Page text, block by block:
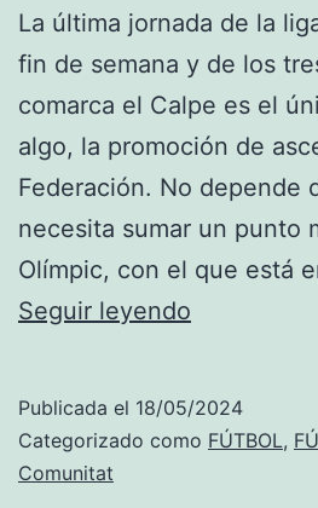
La última jornada de la
fin de semana y de los
comarca el Calpe es el
algo, la promoción de
Federación. No depende
necesita sumar un punto
Olímpic, con el que está
Seguir leyendo
depende
del
Publicada el 18/05/2024
Categorizado como FÚTBOL,
Comunitat